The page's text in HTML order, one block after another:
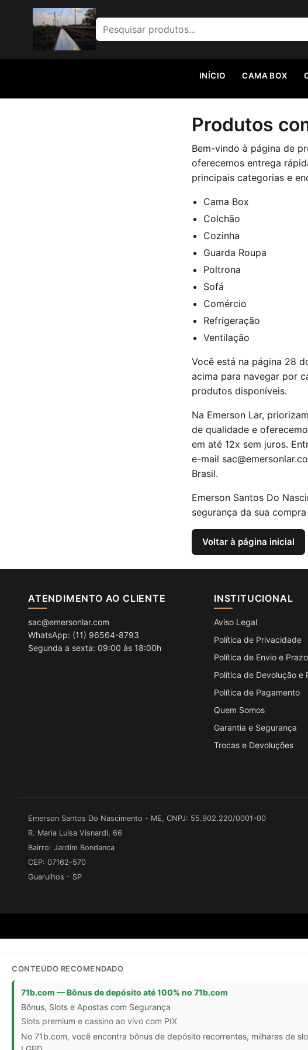
Pesquisar por:
INÍCIO CAMA BOX
Produtos
Bem-vindo à página de
oferecemos entrega
principais categorias e
Cama Box
Colchão
Cozinha
Guarda Roupa
Poltrona
Sofá
Comércio
Refrigeração
Ventilação
Você está na página 28
acima para navegar por
produtos disponíveis.
Na Emerson Lar,
de qualidade e
em até 12x sem juros.
e-mail
Brasil.
Emerson Santos Do
segurança da sua
Voltar à página inicial
ATENDIMENTO AO CLIENTE
sac@emersonlar.com
WhatsApp: (11) 96564-8793
Segunda a sexta: 09:00 às 18:00h
INSTITUCIONAL
Aviso Legal
Política de Privacidade
Política de Envio e Prazo
Política de Devolução e
Política de Pagamento
Quem Somos
Garantia e Segurança
Trocas e Devoluções
Emerson Santos Do Nascimento - ME, CNPJ: 55.902.220/0001-00
R. Maria Luísa Visnardi, 66
Bairro: Jardim Bondanca
CEP: 07162-570
Guarulhos - SP
CONTEÚDO RECOMENDADO
71b.com — Bônus de depósito até 100% no 71b.com
Bônus, Slots e Apostas com Segurança
Slots premium e cassino ao vivo com PIX
No 71b.com, você encontra bônus de depósito recorrentes, milhares de